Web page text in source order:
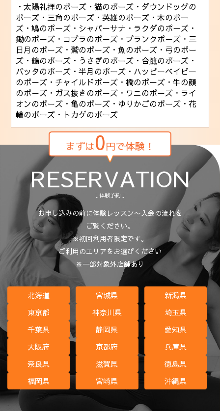
・太陽礼拝のポーズ ・猫のポーズ ・ダウンドッグの
ポーズ ・三角のポーズ ・英雄のポーズ ・木のポー
ズ ・鳩のポーズ ・シャバーサナ ・ラクダのポーズ ・
鋤のポーズ ・コブラのポーズ ・プランクポーズ ・三
日月のポーズ ・鷲のポーズ ・魚のポーズ ・弓のポー
ズ ・鶴のポーズ ・うさぎのポーズ ・合蹠のポーズ ・
バッタのポーズ ・半月のポーズ ・ハッピーベイビー
のポーズ ・チャイルドポーズ ・橋のポーズ ・牛の顔
のポーズ ・ガス抜きのポーズ ・ワニのポーズ ・ライ
オンのポーズ ・亀のポーズ ・ゆりかごのポーズ ・花
輪のポーズ ・トカゲのポーズ
まずは0円で体験！
RESERVATION
［ 体験予約 ］
お申し込みの前に体験レッスン〜入会の流れを
ご覧ください。
※初回利用者限定です。
ご利用のエリアをお選びください
※一部対象外店舗あり
北海道 宮城県
新潟県
東京都
神奈川県
埼玉県
千葉県
静岡県
愛知県
大阪府
京都府
兵庫県
奈良県
滋賀県
徳島県
福岡県
宮崎県 沖縄県